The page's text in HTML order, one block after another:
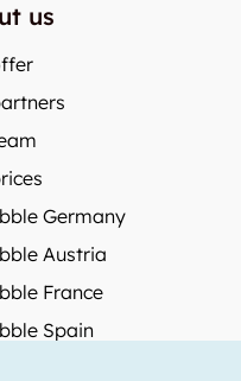
us
Germany
Austria
France
Spain